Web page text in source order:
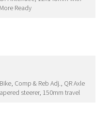
Ready
Comp & Reb Adj., QR Axle
steerer, 150mm travel